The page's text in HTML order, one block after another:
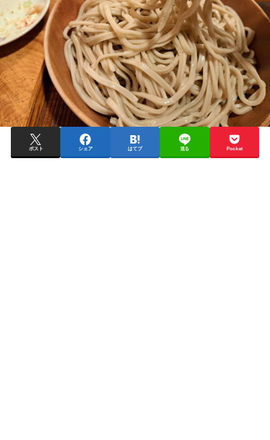
ポスト シェア はてブ 送る Pocket